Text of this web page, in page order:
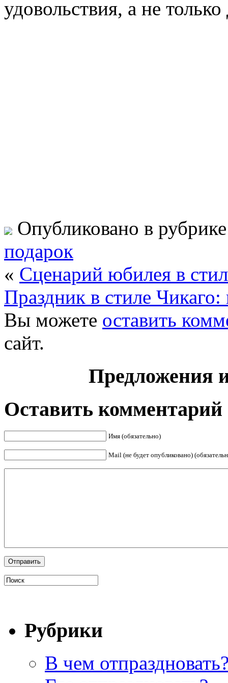
удовольствия, а не
Опубликовано в
подарок
« Сценарий юбилея в
Праздник в стиле
Вы можете оставить
сайт.
Предложения
Оставить комментарий
Имя (обязательно)
Mail (не будет опубликовано)
Рубрики
В чем